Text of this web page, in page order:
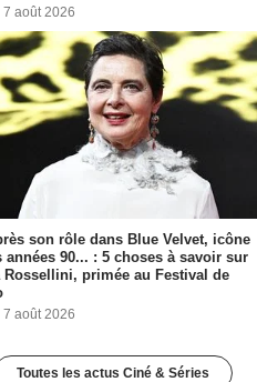
août 2026
son rôle dans Blue Velvet, icône
années 90... : 5 choses à savoir sur
Rossellini, primée au Festival de
août 2026
Toutes les actus Ciné & Séries